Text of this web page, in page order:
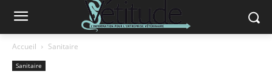
Accueil Sanitaire
Sanitaire